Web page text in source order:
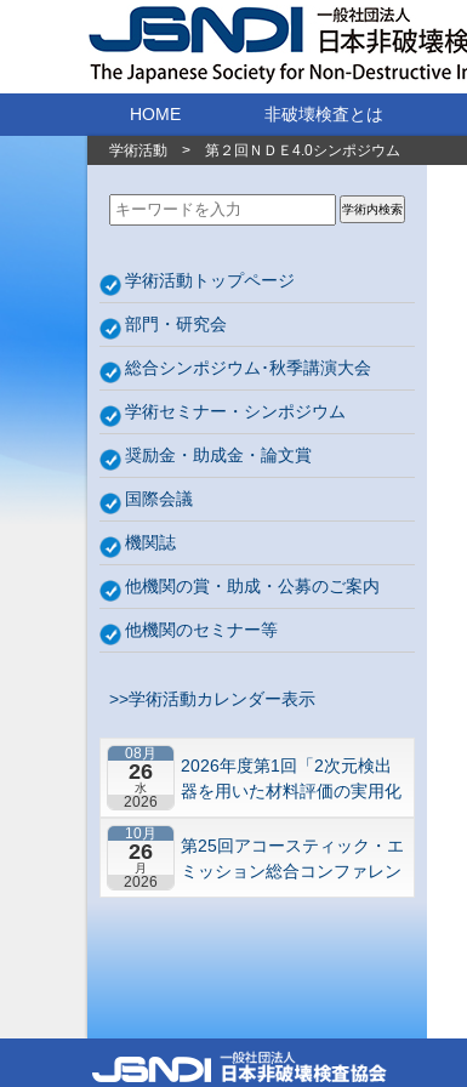
HOME 非破壊検査とは
学術活動 > 第２回ＮＤＥ4.0シンポジウム
学術内検索
学術活動トップページ
部門・研究会
総合シンポジウム･秋季講演大会
学術セミナー・シンポジウム
奨励金・助成金・論文賞
国際会議
機関誌
他機関の賞・助成・公募のご案内
他機関のセミナー等
>>学術活動カレンダー表示
08月
26
水
2026
2026年度第1回「2次元検出
器を用いた材料評価の実用化
研究会」研究セミナー
10月
26
月
2026
第25回アコースティック・エ
ミッション総合コンファレン
ス－“音や振動”で拓くNDEの